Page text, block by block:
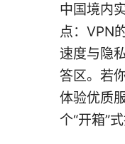
中国境内
点：VPN
速度与隐
答区。若
体验优质
个“开箱”